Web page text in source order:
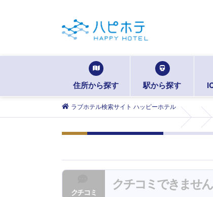
住所から探す 駅から探す
ラブホテル検索サイト ハッピーホテル
クチコミ
クチコミできません